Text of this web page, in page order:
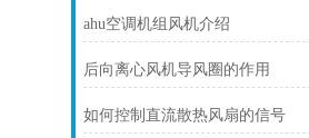
ahu空调机组风机介绍
后向离心风机导风圈的作用
如何控制直流散热风扇的信号